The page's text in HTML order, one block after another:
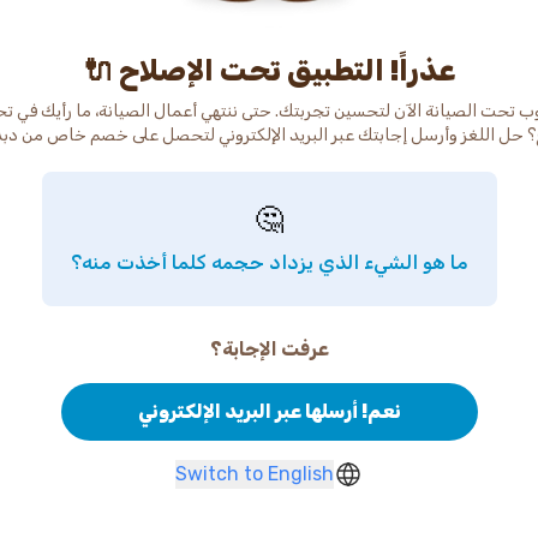
عذراً! التطبيق تحت الإصلاح 🔌
تحت الصيانة الآن لتحسين تجربتك. حتى ننتهي أعمال الصيانة، ما رأيك في
حل اللغز وأرسل إجابتك عبر البريد الإلكتروني لتحصل على خصم خاص من
🤔
ما هو الشيء الذي يزداد حجمه كلما أخذت منه؟
عرفت الإجابة؟
نعم! أرسلها عبر البريد الإلكتروني
Switch to English